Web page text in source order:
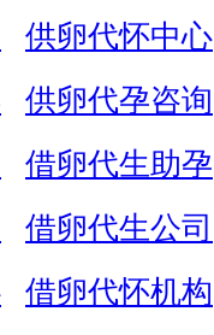
供卵代怀中心
供卵代孕咨询
借卵代生助孕
借卵代生公司
借卵代怀机构